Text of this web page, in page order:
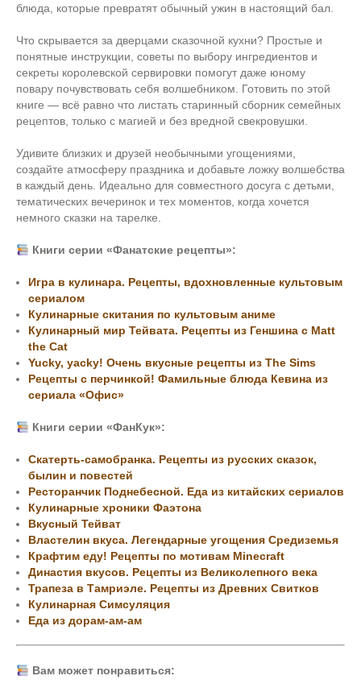
блюда, которые превратят обычный ужин в настоящий бал.
Что скрывается за дверцами сказочной кухни? Простые и
понятные инструкции, советы по выбору ингредиентов и
секреты королевской сервировки помогут даже юному
повару почувствовать себя волшебником. Готовить по этой
книге — всё равно что листать старинный сборник семейных
рецептов, только с магией и без вредной свекровушки.
Удивите близких и друзей необычными угощениями,
создайте атмосферу праздника и добавьте ложку волшебства
в каждый день. Идеально для совместного досуга с детьми,
тематических вечеринок и тех моментов, когда хочется
немного сказки на тарелке.
Книги серии «Фанатские рецепты»:
Игра в кулинара. Рецепты, вдохновленные культовым
сериалом
Кулинарные скитания по культовым аниме
Кулинарный мир Тейвата. Рецепты из Геншина с Matt
the Cat
Yucky, yacky! Очень вкусные рецепты из The Sims
Рецепты с перчинкой! Фамильные блюда Кевина из
сериала «Офис»
Книги серии «ФанКук»:
Скатерть-самобранка. Рецепты из русских сказок,
былин и повестей
Ресторанчик Поднебесной. Еда из китайских сериалов
Кулинарные хроники Фаэтона
Вкусный Тейват
Властелин вкуса. Легендарные угощения Средиземья
Крафтим еду! Рецепты по мотивам Minecraft
Династия вкусов. Рецепты из Великолепного века
Трапеза в Тамриэле. Рецепты из Древних Свитков
Кулинарная Симсуляция
Еда из дорам-ам-ам
Вам может понравиться: